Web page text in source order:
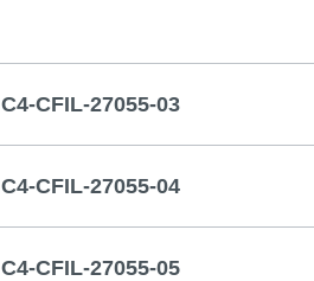
C4-CFIL-27055-03
C4-CFIL-27055-04
C4-CFIL-27055-05